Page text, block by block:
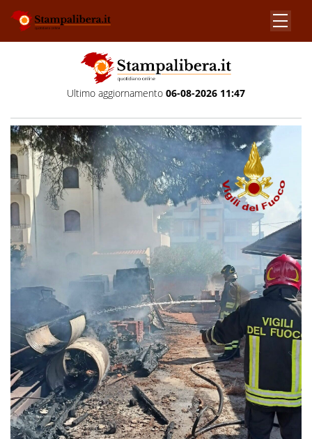
Ultimo aggiornamento 06-08-2026 11:47